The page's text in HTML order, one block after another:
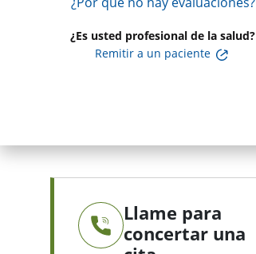
¿Es usted profesional de la salud?
Remitir a un paciente
Llame para
concertar una